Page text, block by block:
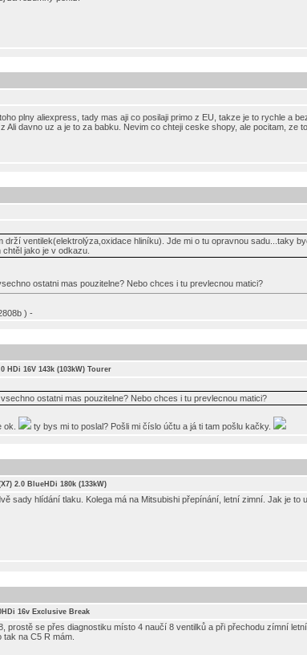
plny aliexpress, tady mas aji co posilaji primo z EU, takze je to rychle a
Ali davno uz a je to za babku. Nevim co chteji ceske shopy, ale pocitam, ze
drží ventilek(elektrolýza,oxidace hliníku). Jde mi o tu opravnou sadu...taky
jako je v odkazu.
ostatni mas pouzitelne? Nebo chces i tu prevlecnou matici?
) -
HDi 16V 143k (103kW) Tourer
ostatni mas pouzitelne? Nebo chces i tu prevlecnou matici?
ok. ty bys mi to poslal? Pošli mi číslo účtu a já ti tam pošlu kačky.
2.0 BlueHDi 180k (133kW)
sady hlídání tlaku. Kolega má na Mitsubishi přepínání, letní zimní. Jak je to
16v Exclusive Break
prostě se přes diagnostiku místo 4 naučí 8 ventilků a při přechodu zímní
na C5 R mám.